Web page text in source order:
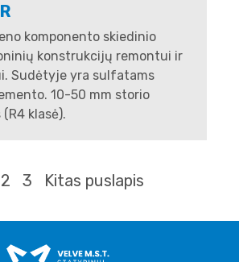
komponento skiedinio
konstrukcijų remontui ir
Sudėtyje yra sulfatams
10-50 mm storio
klasė).
2 3 Kitas puslapis